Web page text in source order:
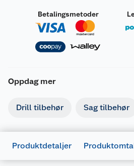
Betalingsmetoder
Oppdag mer
Drill tilbehør Sag tilbehør
Produktdetaljer
Artikkelnummer